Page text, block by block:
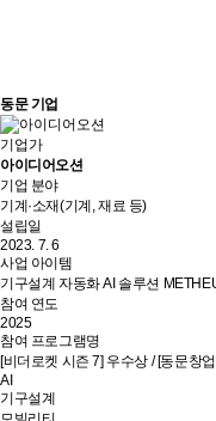
동문 기업
기업가
아이디어오션
기업 분야
기계·소재(기계, 재료 등)
설립일
2023. 7. 6
사업 아이템
기구설계 자동화 AI 솔루션
참여 연도
2025
참여 프로그램명
[비더로켓 시즌 7] 우수상 / [동문창
AI
기구설계